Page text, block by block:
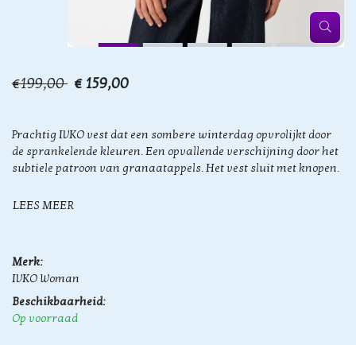
€199,00 € 159,00
Prachtig IVKO vest dat een sombere winterdag opvrolijkt door
de sprankelende kleuren. Een opvallende verschijning door het
subtiele patroon van granaatappels. Het vest sluit met knopen.
LEES MEER
Merk:
IVKO Woman
Beschikbaarheid:
Op voorraad